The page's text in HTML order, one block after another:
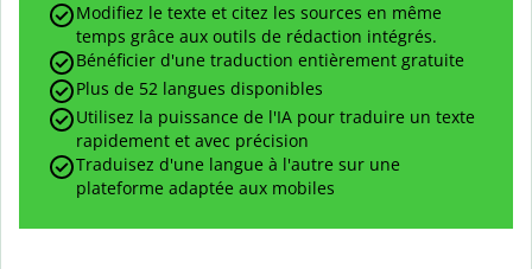
Modifiez le texte et citez les sources en même
temps grâce aux outils de rédaction intégrés.
Bénéficier d'une traduction entièrement gratuite
Plus de 52 langues disponibles
Utilisez la puissance de l'IA pour traduire un texte
rapidement et avec précision
Traduisez d'une langue à l'autre sur une
plateforme adaptée aux mobiles